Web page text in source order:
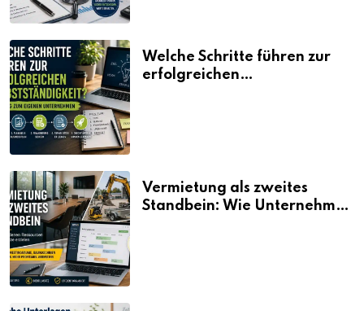
Welche Schritte führen zur
erfolgreichen
Vermietung als zweites
Standbein: Wie Unternehmen